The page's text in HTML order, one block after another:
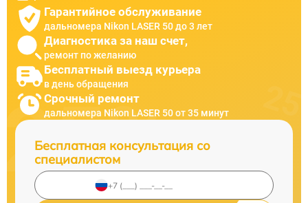
Гарантийное обслуживание
дальномера Nikon LASER 50 до 3 лет
Диагностика за наш счет,
ремонт по желанию
Бесплатный выезд курьера
в день обращения
Срочный ремонт
дальномера Nikon LASER 50 от 35 минут
Бесплатная консультация со
специалистом